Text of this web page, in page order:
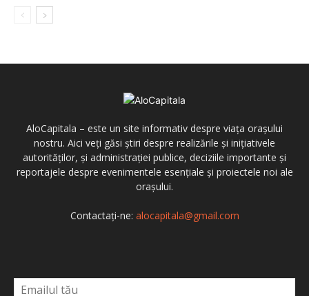
AloCapitala – este un site informativ despre viața orașului
nostru. Aici veți găsi știri despre realizările și inițiativele
autorităților, și administrației publice, deciziile importante și
reportajele despre evenimentele esențiale și proiectele noi ale
orașului.
Contactați-ne: alocapitala@gmail.com